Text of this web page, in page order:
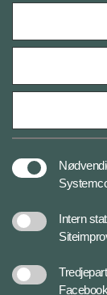
Styrelser
Intern